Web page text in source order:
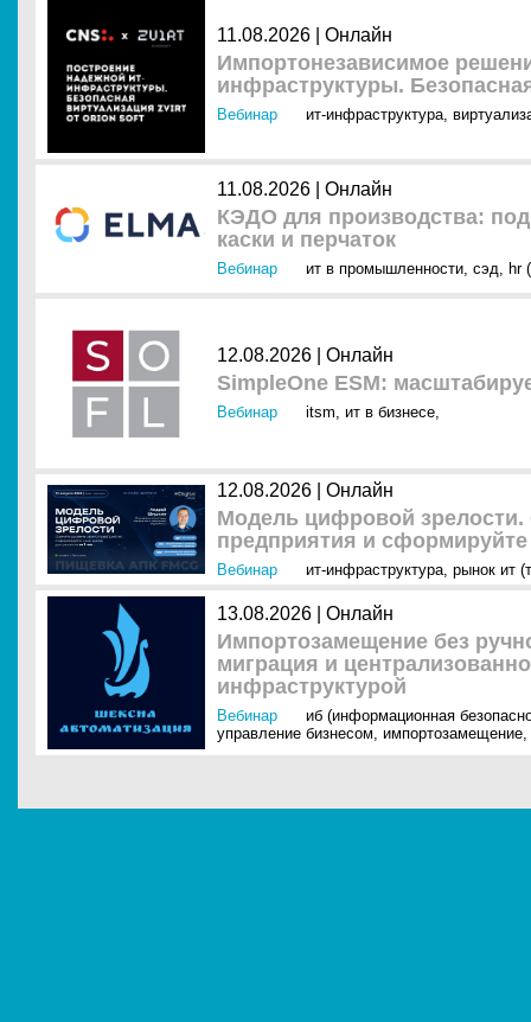
11.08.2026 | Онлайн
Импортонезависимое
инфраструктуры.
Вебинар ит-инфраструктура,
11.08.2026 | Онлайн
КЭДО для производства:
каски и перчаток
Вебинар ит в промышленности, сэд, hr
12.08.2026 | Онлайн
SimpleOne ESM:
Вебинар itsm, ит в бизнесе,
12.08.2026 | Онлайн
Модель цифровой зрелости.
предприятия и
Вебинар ит-инфраструктура, рынок ит
13.08.2026 | Онлайн
Импортозамещение без
миграция и
инфраструктурой
Вебинар
иб (информационная
управление бизнесом, импортозамещение,